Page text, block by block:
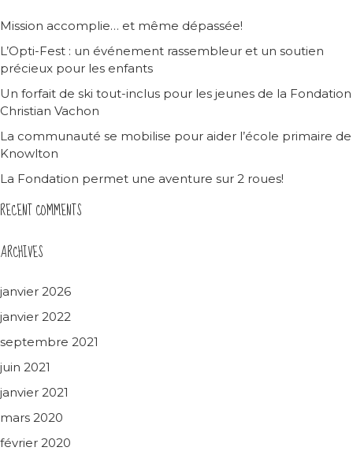
Mission accomplie… et même dépassée!
L’Opti-Fest : un événement rassembleur et un soutien
précieux pour les enfants
Un forfait de ski tout-inclus pour les jeunes de la Fondation
Christian Vachon
La communauté se mobilise pour aider l’école primaire de
Knowlton
La Fondation permet une aventure sur 2 roues!
RECENT COMMENTS
ARCHIVES
janvier 2026
janvier 2022
septembre 2021
juin 2021
janvier 2021
mars 2020
février 2020